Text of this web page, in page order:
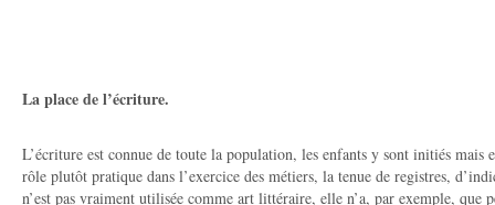
La place de l’écriture.
L’écriture est connue de toute la population, les enfants y sont initiés mais
rôle plutôt pratique dans l’exercice des métiers, la tenue de registres,
n’est pas vraiment utilisée comme art littéraire, elle n’a, par exemple, que